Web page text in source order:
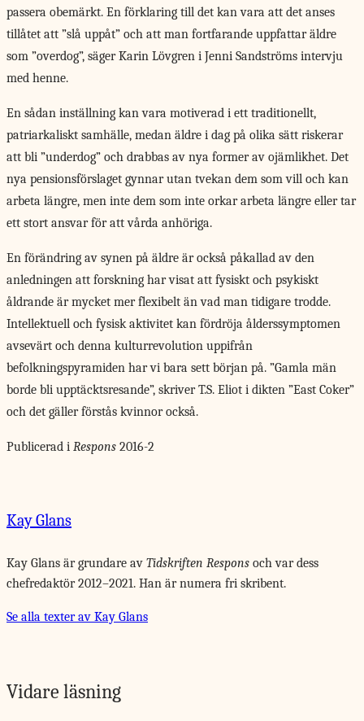
passera obemärkt. En förklaring till det kan vara att det anses
tillåtet att ”slå uppåt” och att man fortfarande uppfattar äldre
som ”overdog”, säger Karin Lövgren i Jenni Sandströms intervju
med henne.
En sådan inställning kan vara motiverad i ett traditionellt,
patriarkaliskt samhälle, medan äldre i dag på olika sätt riskerar
att bli ”underdog” och drabbas av nya former av ojämlikhet. Det
nya pensionsförslaget gynnar utan tvekan dem som vill och kan
arbeta längre, men inte dem som inte orkar arbeta längre eller tar
ett stort ansvar för att vårda anhöriga.
En förändring av synen på äldre är också påkallad av den
anledningen att forskning har visat att fysiskt och psykiskt
åldrande är mycket mer flexibelt än vad man tidigare trodde.
Intellektuell och fysisk aktivitet kan fördröja ålderssymptomen
avsevärt och denna kulturrevolution uppifrån
befolkningspyramiden har vi bara sett början på. ”Gamla män
borde bli upptäcktsresande”, skriver T.S. Eliot i dikten ”East Coker”
och det gäller förstås kvinnor också.
Publicerad i Respons 2016-2
Kay Glans
Kay Glans är grundare av Tidskriften Respons och var dess
chefredaktör 2012–2021. Han är numera fri skribent.
Se alla texter av Kay Glans
Vidare läsning